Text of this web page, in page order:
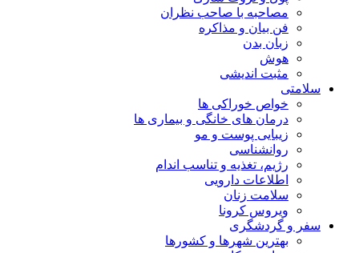
مصاحبه با صاحب نظران
فن بیان و مذاکره
زبان بدن
هوش
مثبت اندیشی
سلامتی
خواص خوراکی ها
درمان های خانگی و بیماری ها
زیبایی پوست و مو
روانشناسی
رژیم، تغذیه و تناسب اندام
اطلاعات دارویی
سلامت زنان
ویروس کرونا
سفر و گردشگری
بهترین شهرها و کشورها